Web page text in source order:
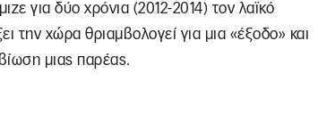
για δύο χρόνια (2012-2014) τον λαϊκό
την χώρα θριαμβολογεί για μια «έξοδο» και
μιας παρέας.